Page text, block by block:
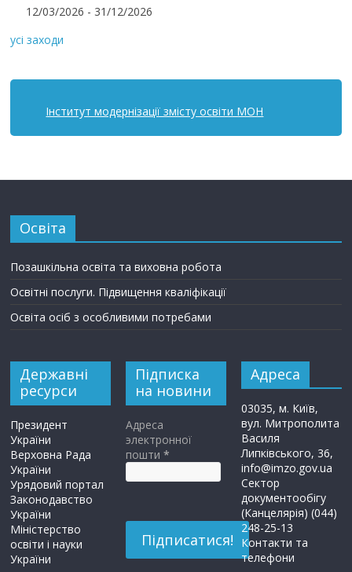
12/03/2026 - 31/12/2026
усі заходи
Інститут модернізації змісту освіти МОН
Освіта
Позашкільна освіта та виховна робота
Освітні послуги. Підвищення кваліфікації
Освіта осіб з особливими потребами
Державні
ресурси
Президент
України
Верховна Рада
України
Урядовий портал
Законодавство
України
Міністерство
освіти і науки
України
Підписка
на новини
Адреса
электронної
пошти*
Адреса
03035, м. Київ,
вул. Митрополита
Василя
Липківського, 36,
info@imzo.gov.ua
Сектор
документообігу
(Канцелярія) (044)
248-25-13
Контакти та
телефони